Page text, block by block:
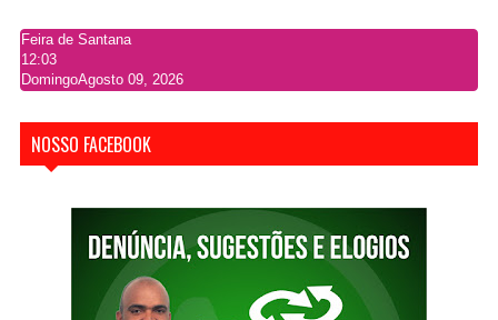
Feira de Santana
12:03
DomingoAgosto 09, 2026
NOSSO FACEBOOK